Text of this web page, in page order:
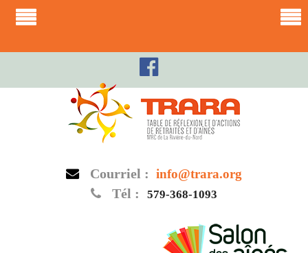
Courriel : info@trara.org
Tél : 579-368-1093